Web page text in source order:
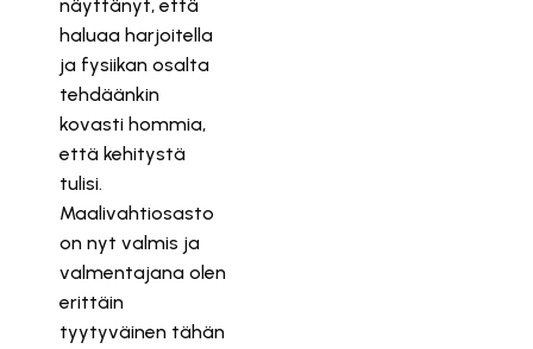
näyttänyt, että
haluaa harjoitella
ja fysiikan osalta
tehdäänkin
kovasti hommia,
että kehitystä
tulisi.
Maalivahtiosasto
on nyt valmis ja
valmentajana olen
erittäin
tyytyväinen tähän